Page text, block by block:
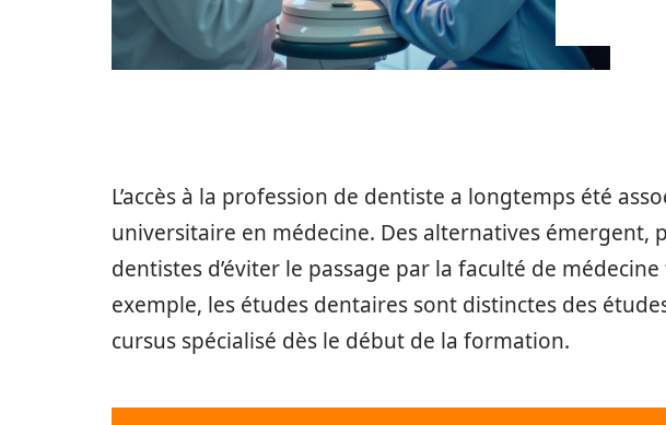
L’accès à la profession de dentiste a longtemps été
universitaire en médecine. Des alternatives émergent,
dentistes d’éviter le passage par la faculté de
exemple, les études dentaires sont distinctes des
cursus spécialisé dès le début de la formation.